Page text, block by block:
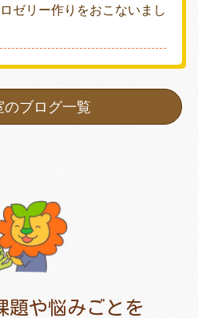
ゼリー作りをおこないまし
のブログ一覧
題や悩みごとを